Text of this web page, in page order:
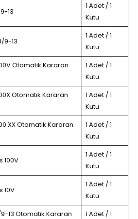
13
1 Adet / 1
Kutu
9-13
1 Adet / 1
Kutu
Otomatik Kararan
1 Adet / 1
Kutu
Otomatik Kararan
1 Adet / 1
Kutu
XX Otomatik Kararan
1 Adet / 1
Kutu
100V
1 Adet / 1
Kutu
10V
1 Adet / 1
Kutu
13 Otomatik Kararan
1 Adet / 1